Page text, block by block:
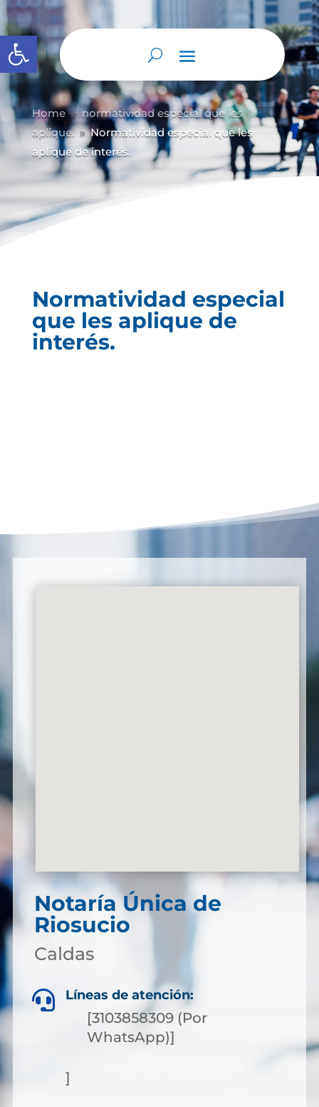
Abrir barra de herramientas
Home 9 normatividad especial que les
aplique. 9 Normatividad especial que les
aplique de interés.
Normatividad especial
que les aplique de
interés.
Notaría Única de
Riosucio
Caldas
 Líneas de atención:
[3103858309 (Por
WhatsApp)]
]